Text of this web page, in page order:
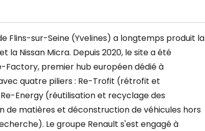
Flins-sur-Seine (Yvelines) a longtemps produit la
la Nissan Micra. Depuis 2020, le site a été
premier hub européen dédié à
quatre piliers : Re-Trofit (rétrofit et
Energy (réutilisation et recyclage des
matières et déconstruction de véhicules hors
Le groupe Renault s'est engagé à